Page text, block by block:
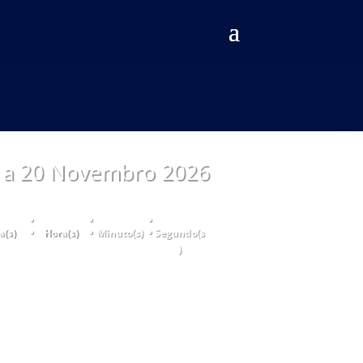
a 20 Novembro 2026
: Hora(s) : Minuto(s) : Segundo(s
)